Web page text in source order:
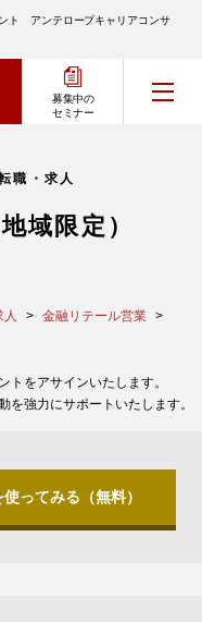
ト アンテロープキャリアコンサ
募集中の
セミナー
職・求人
地域限定）
人
金融リテール営業
トをアサインいたします。
強力にサポートいたします。
ってみる（無料）